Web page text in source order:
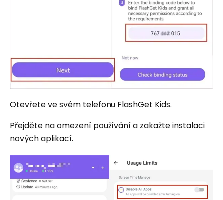
Otevřete ve svém telefonu FlashGet Kids.
Přejděte na omezení používání a zakažte instalaci
nových aplikací.